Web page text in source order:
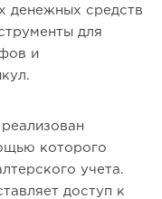
денежных средств
для
и
которого
учета.
доступ к